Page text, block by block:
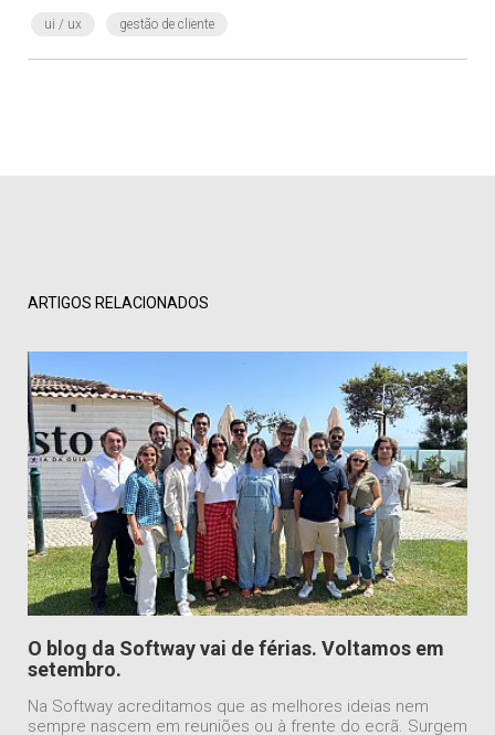
ui / ux gestão de cliente
ARTIGOS RELACIONADOS
O blog da Softway vai de férias. Voltamos em
setembro.
Na Softway acreditamos que as melhores ideias nem
sempre nascem em reuniões ou à frente do ecrã. Surgem